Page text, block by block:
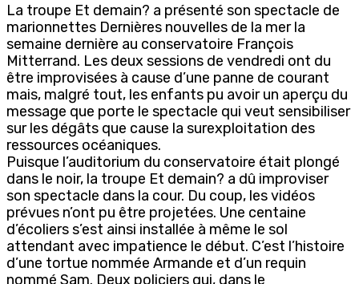
La troupe Et demain? a présenté son spectacle de
marionnettes Dernières nouvelles de la mer la
semaine dernière au conservatoire François
Mitterrand. Les deux sessions de vendredi ont du
être improvisées à cause d’une panne de courant
mais, malgré tout, les enfants pu avoir un aperçu du
message que porte le spectacle qui veut sensibiliser
sur les dégâts que cause la surexploitation des
ressources océaniques.
Puisque l’auditorium du conservatoire était plongé
dans le noir, la troupe Et demain? a dû improviser
son spectacle dans la cour. Du coup, les vidéos
prévues n’ont pu être projetées. Une centaine
d’écoliers s’est ainsi installée à même le sol
attendant avec impatience le début. C’est l’histoire
d’une tortue nommée Armande et d’un requin
nommé Sam. Deux policiers qui, dans le